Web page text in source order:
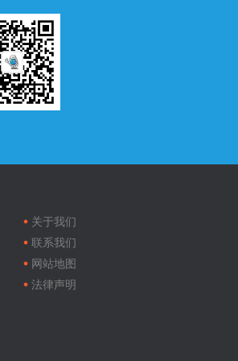
关于我们
联系我们
网站地图
法律声明